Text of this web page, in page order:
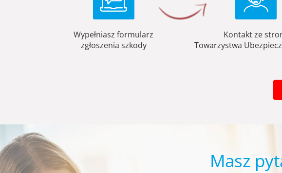
Wypełniasz formularz
zgłoszenia szkody
Kontakt ze
Towarzystwa
Masz